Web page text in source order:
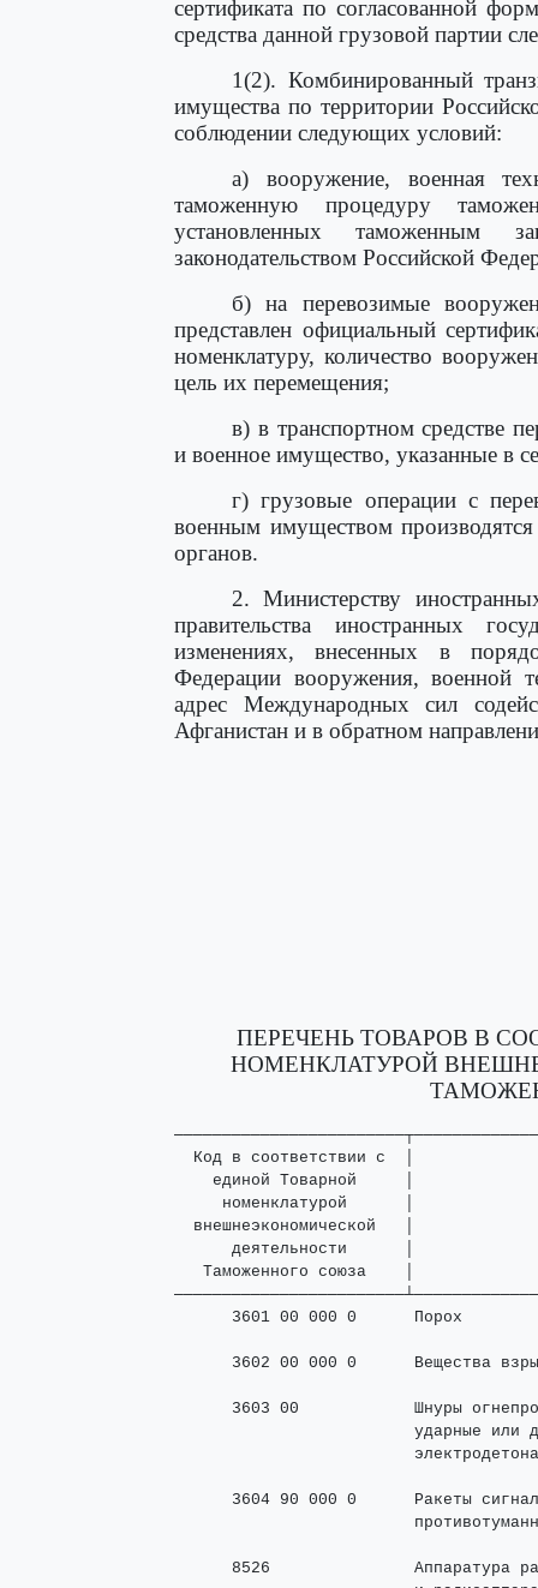
сертификата по согласованной
средства данной грузовой партии
1(2). Комбинированный
имущества по территории
соблюдении следующих условий:
а) вооружение, военная
таможенную процедуру
установленных таможенным
законодательством Российской
б) на перевозимые
представлен официальный
номенклатуру, количество
цель их перемещения;
в) в транспортном средстве
и военное имущество, указанные в
г) грузовые операции с
военным имуществом
органов.
2. Министерству
правительства иностранных
изменениях, внесенных в
Федерации вооружения, военной
адрес Международных сил
Афганистан и в обратном
ПЕРЕЧЕНЬ ТОВАРОВ В
НОМЕНКЛАТУРОЙ
Код в соответствии с  │
    единой Товарной     │
     номенклатурой      │
  внешнеэкономической   │
      деятельности      │
   Таможенного союза    │
      3601 00 000 0      Порох
3602 00 000 0      Вещества
3603 00            Шнуры
ударные или
3604 90 000 0      Ракеты
8526               Аппаратура